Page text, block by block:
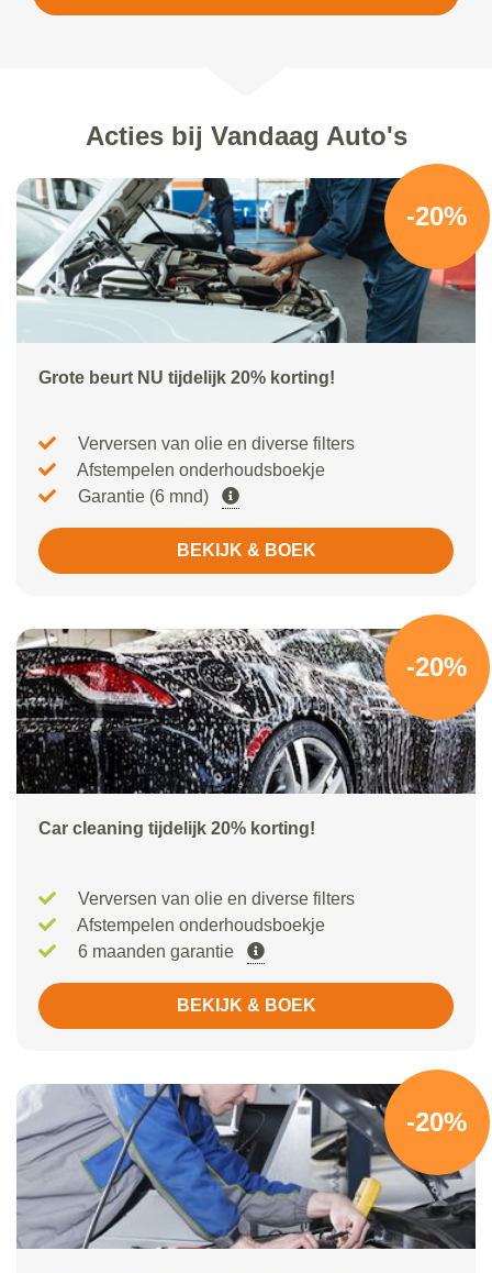
Acties bij Vandaag Auto's
-20%
Grote beurt NU tijdelijk 20% korting!
Verversen van olie en diverse filters
Afstempelen onderhoudsboekje
Garantie (6 mnd)
BEKIJK & BOEK
-20%
Car cleaning tijdelijk 20% korting!
Verversen van olie en diverse filters
Afstempelen onderhoudsboekje
6 maanden garantie
BEKIJK & BOEK
-20%